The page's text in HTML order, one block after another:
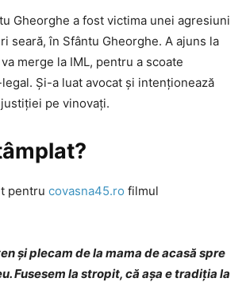
Gheorghe a fost victima unei agresiuni
seară, în Sfântu Gheorghe. A ajuns la
merge la IML, pentru a scoate
Și-a luat avocat și intenționează
pe vinovați.
pentru covasna45.ro filmul
și plecam de la mama de acasă spre
Fusesem la stropit, că așa e tradiția la